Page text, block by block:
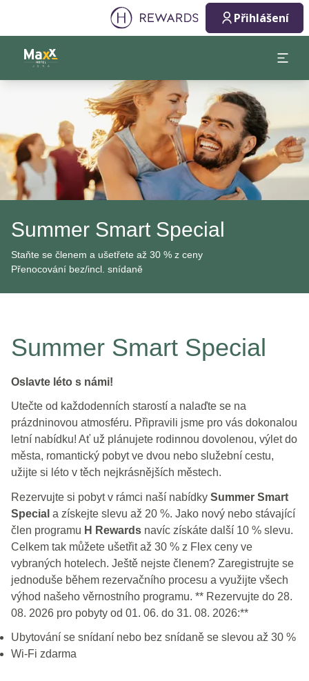
Přihlášení
Summer Smart Special
Staňte se členem a ušetřete až 30 % z ceny
Přenocování bez/incl. snídaně
Summer Smart Special
Oslavte léto s námi!
Utečte od každodenních starostí a nalaďte se na
prázdninovou atmosféru. Připravili jsme pro vás dokonalou
letní nabídku! Ať už plánujete rodinnou dovolenou, výlet do
města, romantický pobyt ve dvou nebo služební cestu,
užijte si léto v těch nejkrásnějších městech.
Rezervujte si pobyt v rámci naší nabídky Summer Smart
Special a získejte slevu až 20 %. Jako nový nebo stávající
člen programu H Rewards navíc získáte další 10 % slevu.
Celkem tak můžete ušetřit až 30 % z Flex ceny ve
vybraných hotelech. Ještě nejste členem? Zaregistrujte se
jednoduše během rezervačního procesu a využijte všech
výhod našeho věrnostního programu. ** Rezervujte do 28.
08. 2026 pro pobyty od 01. 06. do 31. 08. 2026:**
Ubytování se snídaní nebo bez snídaně se slevou až 30 %
Wi-Fi zdarma